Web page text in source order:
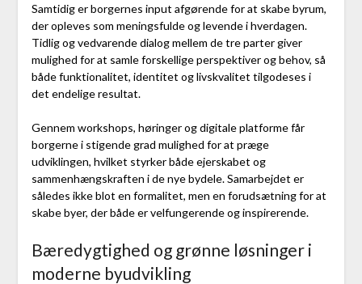
Samtidig er borgernes input afgørende for at skabe byrum,
der opleves som meningsfulde og levende i hverdagen.
Tidlig og vedvarende dialog mellem de tre parter giver
mulighed for at samle forskellige perspektiver og behov, så
både funktionalitet, identitet og livskvalitet tilgodeses i
det endelige resultat.
Gennem workshops, høringer og digitale platforme får
borgerne i stigende grad mulighed for at præge
udviklingen, hvilket styrker både ejerskabet og
sammenhængskraften i de nye bydele. Samarbejdet er
således ikke blot en formalitet, men en forudsætning for at
skabe byer, der både er velfungerende og inspirerende.
Bæredygtighed og grønne løsninger i
moderne byudvikling